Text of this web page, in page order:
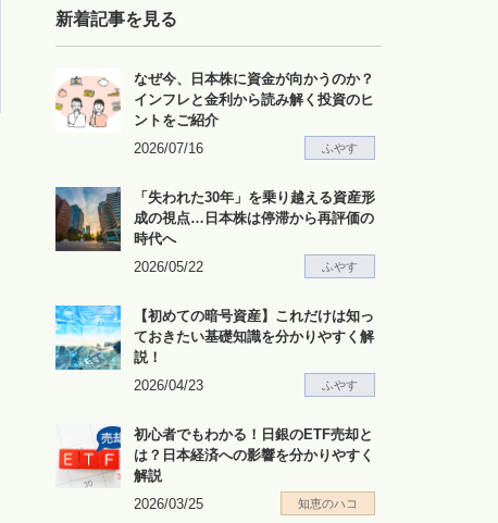
新着記事を見る
なぜ今、日本株に資金が向かうのか？
インフレと金利から読み解く投資のヒ
ントをご紹介
2026/07/16
ふやす
「失われた30年」を乗り越える資産形
成の視点…日本株は停滞から再評価の
時代へ
2026/05/22
ふやす
【初めての暗号資産】これだけは知っ
ておきたい基礎知識を分かりやすく解
説！
2026/04/23
ふやす
初心者でもわかる！日銀のETF売却と
は？日本経済への影響を分かりやすく
解説
2026/03/25
知恵のハコ